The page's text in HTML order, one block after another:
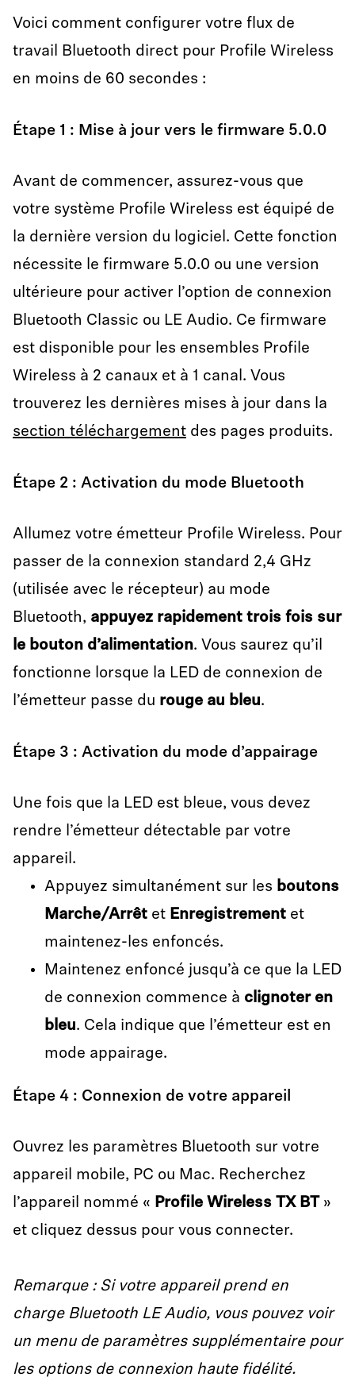
Voici comment configurer votre flux de
travail Bluetooth direct pour Profile Wireless
en moins de 60 secondes :
Étape 1 : Mise à jour vers le firmware 5.0.0
Avant de commencer, assurez-vous que
votre système Profile Wireless est équipé de
la dernière version du logiciel. Cette fonction
nécessite le firmware 5.0.0 ou une version
ultérieure pour activer l’option de connexion
Bluetooth Classic ou LE Audio. Ce firmware
est disponible pour les ensembles Profile
Wireless à 2 canaux et à 1 canal. Vous
trouverez les dernières mises à jour dans la
section téléchargement des pages produits.
Étape 2 : Activation du mode Bluetooth
Allumez votre émetteur Profile Wireless. Pour
passer de la connexion standard 2,4 GHz
(utilisée avec le récepteur) au mode
Bluetooth, appuyez rapidement trois fois sur
le bouton d’alimentation. Vous saurez qu’il
fonctionne lorsque la LED de connexion de
l’émetteur passe du rouge au bleu.
Étape 3 : Activation du mode d’appairage
Une fois que la LED est bleue, vous devez
rendre l’émetteur détectable par votre
appareil.
Appuyez simultanément sur les boutons
Marche/Arrêt et Enregistrement et
maintenez-les enfoncés.
Maintenez enfoncé jusqu’à ce que la LED
de connexion commence à clignoter en
bleu. Cela indique que l’émetteur est en
mode appairage.
Étape 4 : Connexion de votre appareil
Ouvrez les paramètres Bluetooth sur votre
appareil mobile, PC ou Mac. Recherchez
l’appareil nommé « Profile Wireless TX BT »
et cliquez dessus pour vous connecter.
Remarque : Si votre appareil prend en
charge Bluetooth LE Audio, vous pouvez voir
un menu de paramètres supplémentaire pour
les options de connexion haute fidélité.